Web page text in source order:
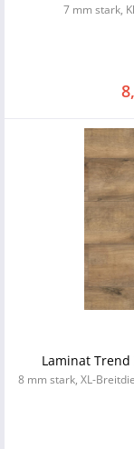
7 mm stark,
Laminat Trend
8 mm stark, XL-